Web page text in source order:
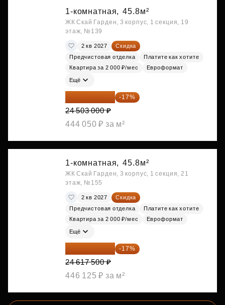
1-комнатная, 45.8м²
ЖК Скай Гарден, 3 корпус, 1 секция, 19
этаж, №139
2 кв 2027
Скидка
Предчистовая отделка
Платите как хотите
Квартира за 2 000 ₽/мес
Евроформат
Ещё
20 337 490 ₽ -17%
24 503 000 ₽
444 050 ₽ за м²
1-комнатная, 45.8м²
ЖК Скай Гарден, 3 корпус, 1 секция, 21
этаж, №155
2 кв 2027
Скидка
Предчистовая отделка
Платите как хотите
Квартира за 2 000 ₽/мес
Евроформат
Ещё
20 432 525 ₽ -17%
24 617 500 ₽
446 125 ₽ за м²